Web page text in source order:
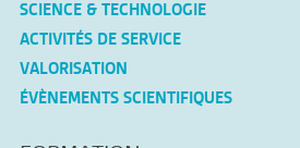
SCIENCE & TECHNOLOGIE
ACTIVITÉS DE SERVICE
VALORISATION
ÉVÈNEMENTS SCIENTIFIQUES